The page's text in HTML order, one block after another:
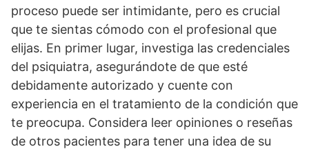
proceso puede ser intimidante, pero es crucial
que te sientas cómodo con el profesional que
elijas. En primer lugar, investiga las credenciales
del psiquiatra, asegurándote de que esté
debidamente autorizado y cuente con
experiencia en el tratamiento de la condición que
te preocupa. Considera leer opiniones o reseñas
de otros pacientes para tener una idea de su